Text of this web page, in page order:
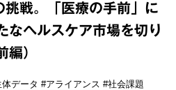
挑戦。「医療の手前」に
なヘルスケア市場を切り
編）
体データ #アライアンス #社会課題